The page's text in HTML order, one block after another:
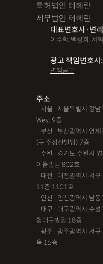
특허법인 테헤란
세무법인 테헤란
대표변호사·변
이수학, 백상희, 서
광고 책임변호사
면책공고
주소
· 서울 : 서울특별시 강
West 9층
· 부산 : 부산광역시 연
(구 주성산빌딩) 7층
· 수원 : 경기도 수원시
이음빌딩 802호
· 대전 : 대전광역시 서
11층 1101호
· 인천 : 인천광역시 남
· 대구 : 대구광역시 수
험대구빌딩 18층
· 광주 : 광주광역시 서
옥 15층